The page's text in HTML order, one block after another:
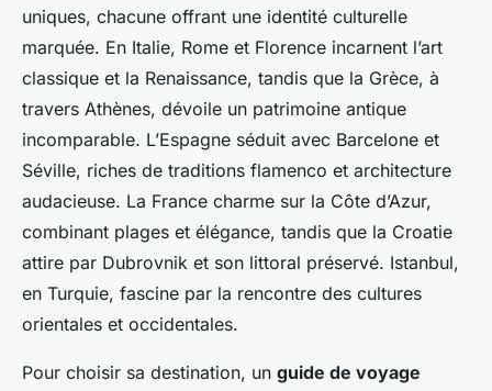
uniques, chacune offrant une identité culturelle
marquée. En Italie, Rome et Florence incarnent l’art
classique et la Renaissance, tandis que la Grèce, à
travers Athènes, dévoile un patrimoine antique
incomparable. L’Espagne séduit avec Barcelone et
Séville, riches de traditions flamenco et architecture
audacieuse. La France charme sur la Côte d’Azur,
combinant plages et élégance, tandis que la Croatie
attire par Dubrovnik et son littoral préservé. Istanbul,
en Turquie, fascine par la rencontre des cultures
orientales et occidentales.
Pour choisir sa destination, un guide de voyage